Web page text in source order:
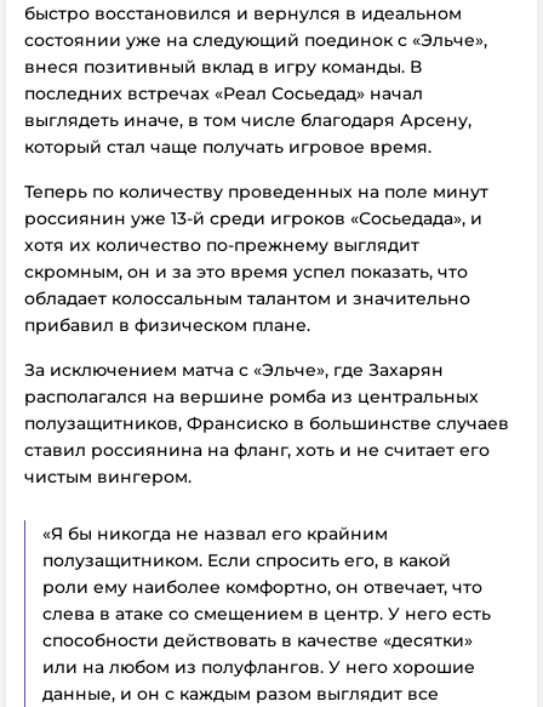
быстро восстановился и вернулся в идеальном
состоянии уже на следующий поединок с «Эльче»,
внеся позитивный вклад в игру команды. В
последних встречах «Реал Сосьедад» начал
выглядеть иначе, в том числе благодаря Арсену,
который стал чаще получать игровое время.
Теперь по количеству проведенных на поле минут
россиянин уже 13-й среди игроков «Сосьедада», и
хотя их количество по-прежнему выглядит
скромным, он и за это время успел показать, что
обладает колоссальным талантом и значительно
прибавил в физическом плане.
За исключением матча с «Эльче», где Захарян
располагался на вершине ромба из центральных
полузащитников, Франсиско в большинстве случаев
ставил россиянина на фланг, хоть и не считает его
чистым вингером.
«Я бы никогда не назвал его крайним
полузащитником. Если спросить его, в какой
роли ему наиболее комфортно, он отвечает, что
слева в атаке со смещением в центр. У него есть
способности действовать в качестве «десятки»
или на любом из полуфлангов. У него хорошие
данные, и он с каждым разом выглядит все